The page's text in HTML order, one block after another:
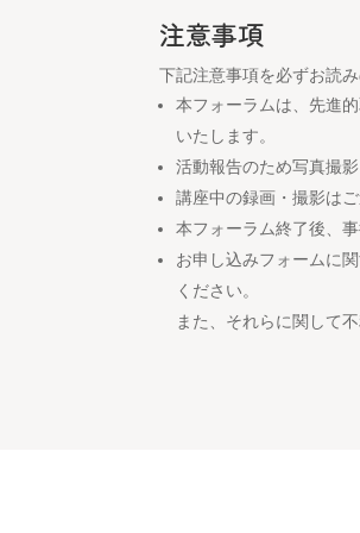
注意事項
下記注意事項を必ずお読
本フォーラムは、先進
いたします。
活動報告のため写真撮
講座中の録画・撮影はご
本フォーラム終了後、
お申し込みフォームに
ください。
また、それらに関して